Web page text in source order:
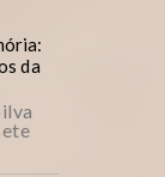
da